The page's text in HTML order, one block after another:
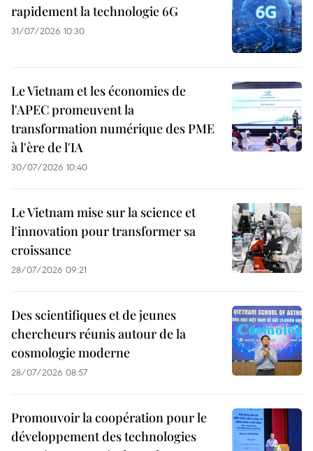
rapidement la technologie 6G
31/07/2026 10:30
Le Vietnam et les économies de
l'APEC promeuvent la
transformation numérique des PME
à l'ère de l'IA
30/07/2026 10:40
Le Vietnam mise sur la science et
l'innovation pour transformer sa
croissance
28/07/2026 09:21
Des scientifiques et de jeunes
chercheurs réunis autour de la
cosmologie moderne
28/07/2026 08:57
Promouvoir la coopération pour le
développement des technologies